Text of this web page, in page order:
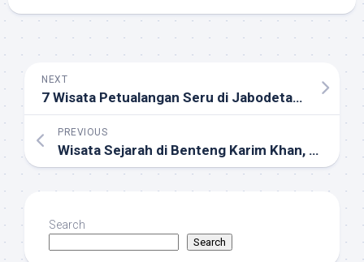
NEXT
7 Wisata Petualangan Seru di Jabodetabek yang Wajib Dikunjungi di 2025
PREVIOUS
Wisata Sejarah di Benteng Karim Khan, Benteng Tangguh di Shiraz
Search
Search